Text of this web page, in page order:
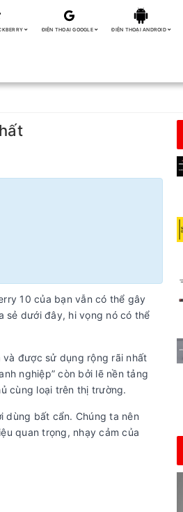
ĐIỆN THOẠI GOOGLE ĐIỆN THOẠI ANDROID
10 của bạn vẫn có thể gây
sẻ dưới đây, hi vọng nó có thể
và được sử dụng rộng rãi nhất
nghiệp” còn bởi lẽ nền tảng
cùng loại trên thị trường.
dùng bất cẩn. Chúng ta nên
quan trọng, nhạy cảm của